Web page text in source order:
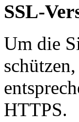
SSL-
Um die
HTTPS.